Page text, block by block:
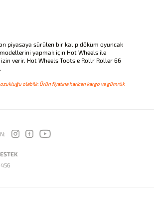
piyasaya sürülen bir kalıp döküm oyuncak
yapmak için Hot Wheels ile
verir. Hot Wheels Tootsie Rollr Roller 66
olabilir. Ürün fiyatına haricen kargo ve gümrük